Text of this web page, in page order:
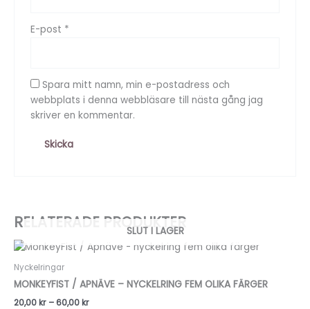
E-post *
Spara mitt namn, min e-postadress och
webbplats i denna webbläsare till nästa gång jag
skriver en kommentar.
RELATERADE PRODUKTER
SLUT I LAGER
Nyckelringar
MONKEYFIST / APNÄVE – NYCKELRING FEM OLIKA FÄRGER
20,00kr –60,00kr
Prisintervall:
20,00 kr
60,00 kr
Den
produkten
har